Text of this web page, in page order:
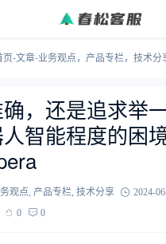
页-文章-业务观点， 产品专栏， 技术分
，还是追求举
智能程度的困
观点 产品专栏 技术分享 2024-
0 0